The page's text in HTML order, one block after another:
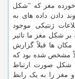
خورده مغز که "شکل
دادن داده های به
ژنتیکی موجود
ژنومی را که بر شکل مغز ما تاثیر
۳۵۱ مورد از این مکان ها قبلاً گزارش
مشخص شده بود که
شکل صورت ارتباط
مغز را به یک رابط